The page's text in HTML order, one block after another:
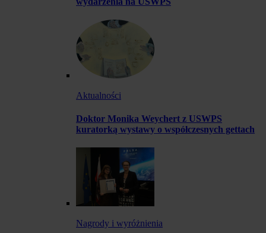
Aktualności
Doktor Monika Weychert z USWPS
kuratorką wystawy o współczesnych gettach
Nagrody i wyróżnienia